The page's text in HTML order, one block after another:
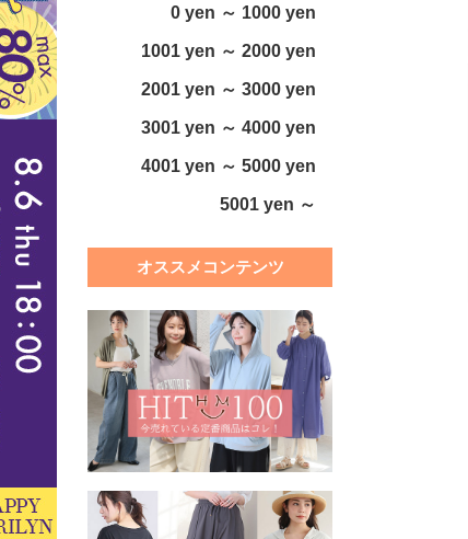
0 yen ～ 1000 yen
1001 yen ～ 2000 yen
2001 yen ～ 3000 yen
3001 yen ～ 4000 yen
4001 yen ～ 5000 yen
5001 yen ～
オススメコンテンツ